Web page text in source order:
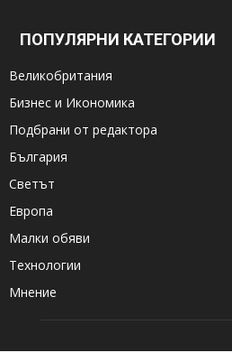
ПОПУЛЯРНИ КАТЕГОРИИ
Великобритания
Бизнес и Икономика
Подбрани от редактора
България
Светът
Европа
Малки обяви
Технологии
Мнение